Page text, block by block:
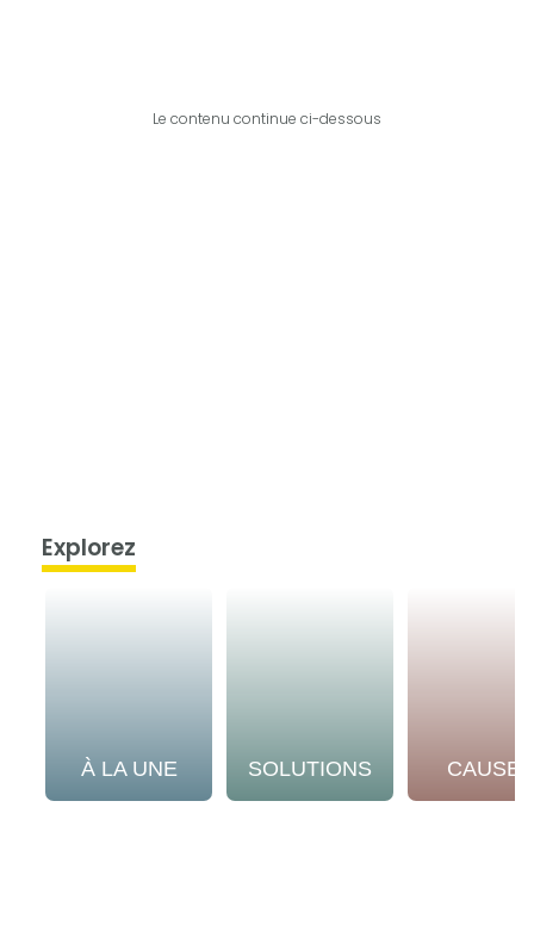
Le contenu continue ci-dessous
Explorez
À LA UNE SOLUTIONS CAUSES